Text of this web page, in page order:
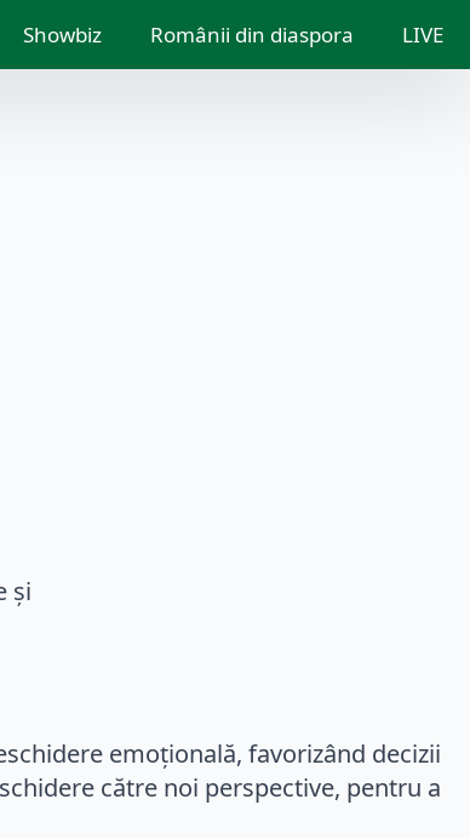
Showbiz Românii din diaspora LIVE
emoțională, favorizând decizii
către noi perspective, pentru a